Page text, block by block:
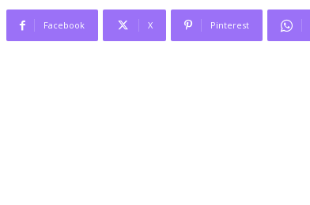
Facebook X Pinterest